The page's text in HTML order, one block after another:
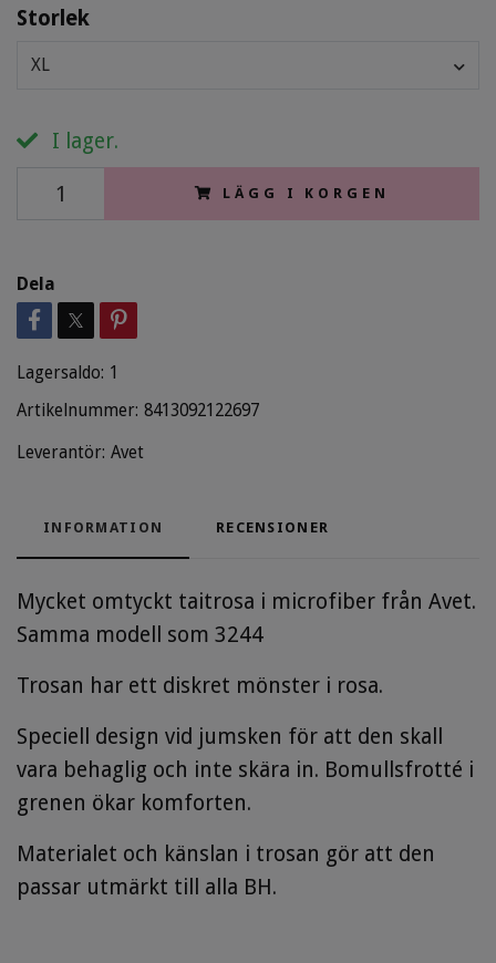
Storlek
XL
I lager.
LÄGG I KORGEN
Dela
Lagersaldo: 1
Artikelnummer: 8413092122697
Leverantör: Avet
INFORMATION RECENSIONER
Mycket omtyckt taitrosa i microfiber från Avet.
Samma modell som 3244
Trosan har ett diskret mönster i rosa.
Speciell design vid jumsken för att den skall
vara behaglig och inte skära in. Bomullsfrotté i
grenen ökar komforten.
Materialet och känslan i trosan gör att den
passar utmärkt till alla BH.